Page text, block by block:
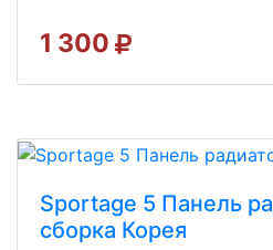
1 300
Sportage 5 Панель
сборка Корея